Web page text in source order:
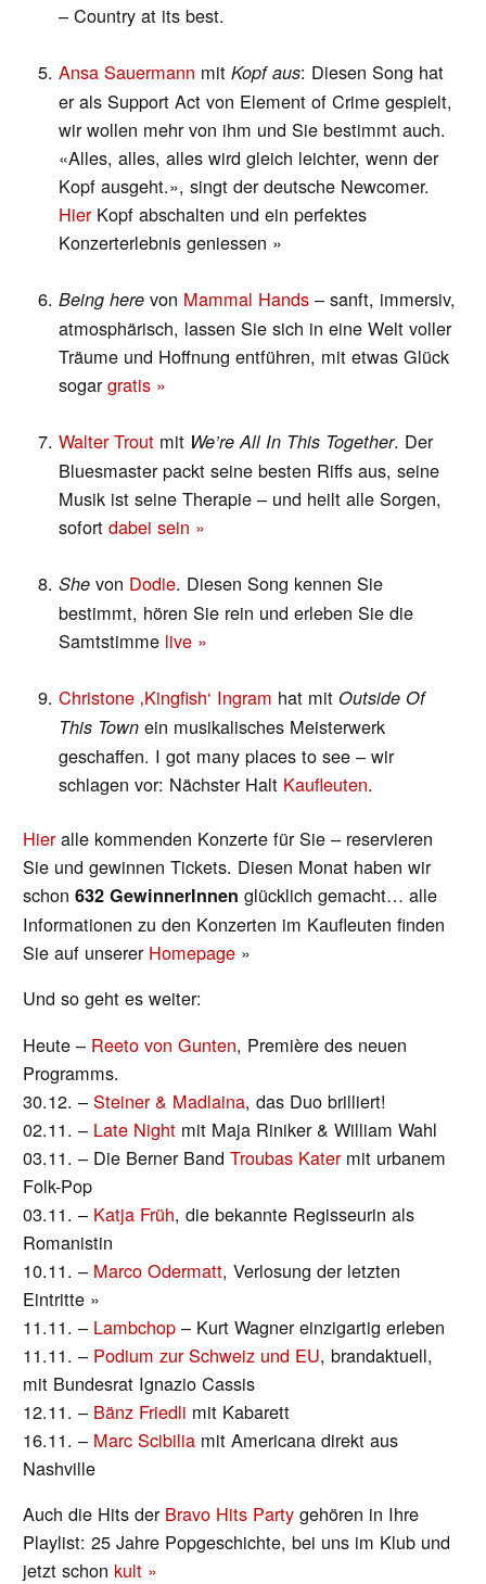
– Country at its best.
Ansa Sauermann mit Kopf aus: Diesen Song hat
er als Support Act von Element of Crime gespielt,
wir wollen mehr von ihm und Sie bestimmt auch.
«Alles, alles, alles wird gleich leichter, wenn der
Kopf ausgeht.», singt der deutsche Newcomer.
HierKopf abschalten und ein perfektes
Konzerterlebnis geniessen »
Being herevon Mammal Hands– sanft, immersiv,
atmosphärisch, lassen Sie sich in eine Welt voller
Träume und Hoffnung entführen, mit etwas Glück
sogargratis »
Walter Troutmit We’re All In This Together. Der
Bluesmaster packt seine besten Riffs aus, seine
Musik ist seine Therapie – und heilt alle Sorgen,
sofort dabei sein »
Shevon Dodie. Diesen Song kennen Sie
bestimmt, hören Sie rein und erleben Sie die
Samtstimme live »
Christone ‚Kingfish‘ Ingram hat mit Outside Of
This Townein musikalisches Meisterwerk
geschaffen. I got many places to see – wir
schlagen vor: Nächster Halt Kaufleuten.
Hieralle kommenden Konzerte für Sie – reservieren
Sie und gewinnen Tickets. Diesen Monat haben wir
schon632 GewinnerInnen glücklich gemacht… alle
Informationen zu den Konzerten im Kaufleuten finden
Sie auf unserer Homepage »
Und so geht es weiter:
Heute – Reeto von Gunten, Première des neuen
Programms.
30.12. –Steiner & Madlaina, das Duo brilliert!
02.11. – Late Night mit Maja Riniker & William Wahl
03.11. – Die Berner BandTroubas Katermit urbanem
Folk-Pop
03.11. – Katja Früh, die bekannte Regisseurin als
Romanistin
10.11. – Marco Odermatt, Verlosung der letzten
Eintritte »
11.11. – Lambchop – Kurt Wagner einzigartig erleben
11.11. – Podium zur Schweiz und EU, brandaktuell,
mit Bundesrat Ignazio Cassis
12.11. – Bänz Friedli mit Kabarett
16.11. – Marc Scibilia mit Americana direkt aus
Nashville
Auch die Hits der Bravo Hits Party gehören in Ihre
Playlist: 25 Jahre Popgeschichte, bei uns im Klub und
jetzt schon kult »